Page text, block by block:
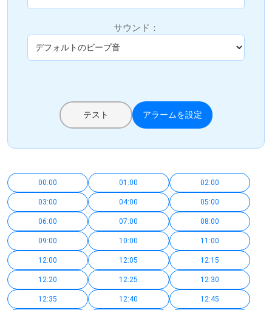
サウンド：
テスト アラームを設定
00:00 01:00 02:00
03:00 04:00 05:00
06:00 07:00 08:00
09:00 10:00 11:00
12:00 12:05 12:15
12:20 12:25 12:30
12:35 12:40 12:45